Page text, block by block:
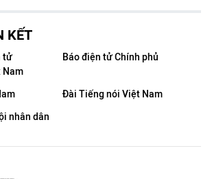
KẾT
tử
Nam
Báo điện tử Chính phủ
Đài Tiếng nói Việt Nam
nhân dân